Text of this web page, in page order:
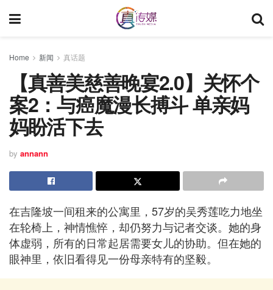
Home 新闻 真话题
【真善美慈善晚宴2.0】关怀个
案2：与癌魔漫长搏斗 单亲妈
妈盼活下去
by annann
在吉隆坡一间租来的公寓里，57岁的吴秀莲吃力地坐
在轮椅上，神情憔悴，却仍努力与记者交谈。她的身
体虚弱，所有的日常起居需要女儿的协助。但在她的
眼神里，依旧看得见一份母亲特有的坚毅。